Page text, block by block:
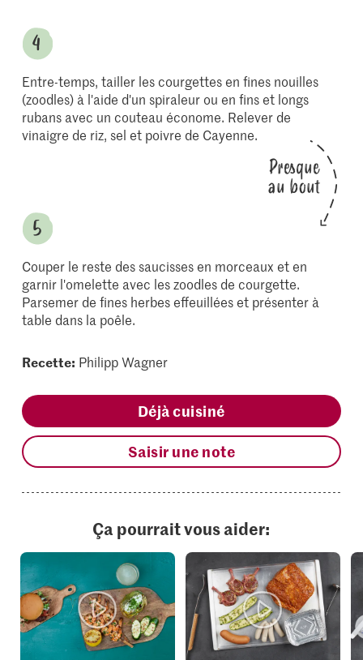
Entre-temps, tailler les courgettes en fines nouilles
(zoodles) à l'aide d'un spiraleur ou en fins et longs
rubans avec un couteau économe. Relever de
vinaigre de riz, sel et poivre de Cayenne.
Presque
au bout
Couper le reste des saucisses en morceaux et en
garnir l'omelette avec les zoodles de courgette.
Parsemer de fines herbes effeuillées et présenter à
table dans la poêle.
Recette: Philipp Wagner
Déjà cuisiné
Saisir une note
Ça pourrait vous aider: